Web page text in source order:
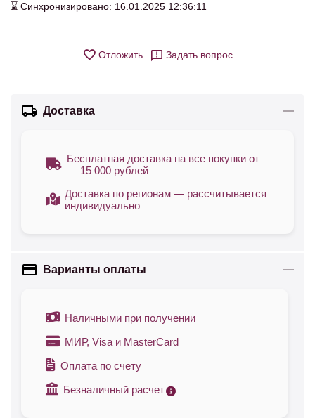
⌛ Синхронизировано: 16.01.2025 12:36:11
Отложить Задать вопрос
Доставка
Бесплатная доставка на все покупки от
— 15 000 рублей
Доставка по регионам — рассчитывается
индивидуально
Варианты оплаты
Наличными при получении
МИР, Visa и MasterCard
Оплата по счету
Безналичный расчет